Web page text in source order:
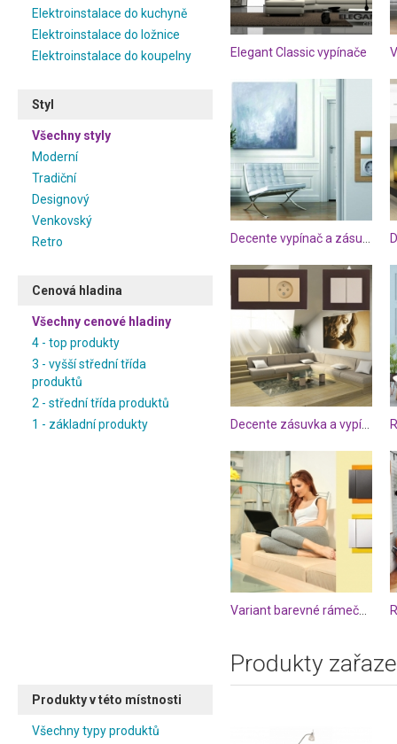
Elektroinstalace do kuchyně
Elektroinstalace do ložnice
Elektroinstalace do koupelny
Styl
Všechny styly
Moderní
Tradiční
Designový
Venkovský
Retro
Cenová hladina
Všechny cenové hladiny
4 - top produkty
3 - vyšší střední třída
produktů
2 - střední třída produktů
1 - základní produkty
Elegant Classic vypínače
Decente zásuvka a vypínače hnědo-zlaté
Produkty v této místnosti
Všechny typy produktů
Produkty